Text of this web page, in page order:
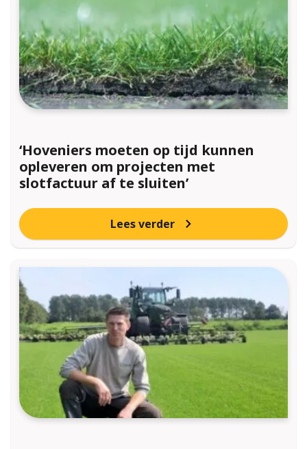
‘Hoveniers moeten op tijd kunnen
opleveren om projecten met
slotfactuur af te sluiten’
Lees verder